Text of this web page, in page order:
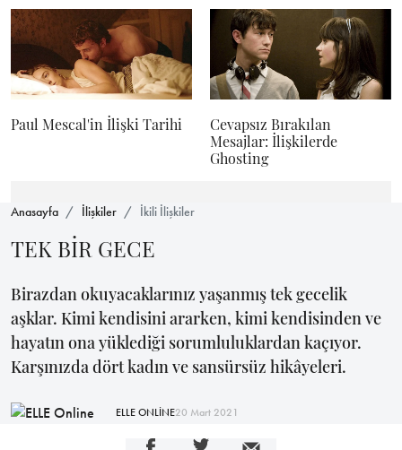
Paul Mescal'in İlişki Tarihi
Cevapsız Bırakılan
Mesajlar: İlişkilerde
Ghosting
Anasayfa İlişkiler İkili İlişkiler
TEK BİR GECE
Birazdan okuyacaklarınız yaşanmış tek gecelik
aşklar. Kimi kendisini ararken, kimi kendisinden ve
hayatın ona yüklediği sorumluluklardan kaçıyor.
Karşınızda dört kadın ve sansürsüz hikâyeleri.
ELLE ONLİNE20 Mart 2021